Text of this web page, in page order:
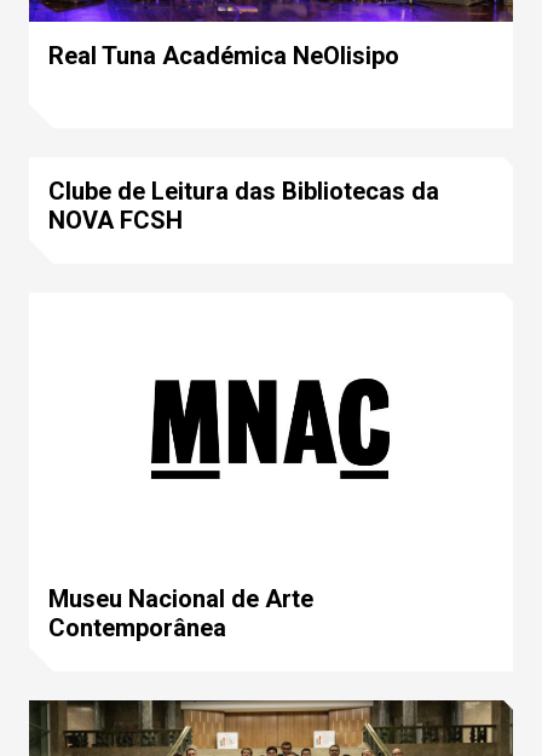
Real Tuna Académica NeOlisipo
Clube de Leitura das Bibliotecas da
NOVA FCSH
Museu Nacional de Arte
Contemporânea